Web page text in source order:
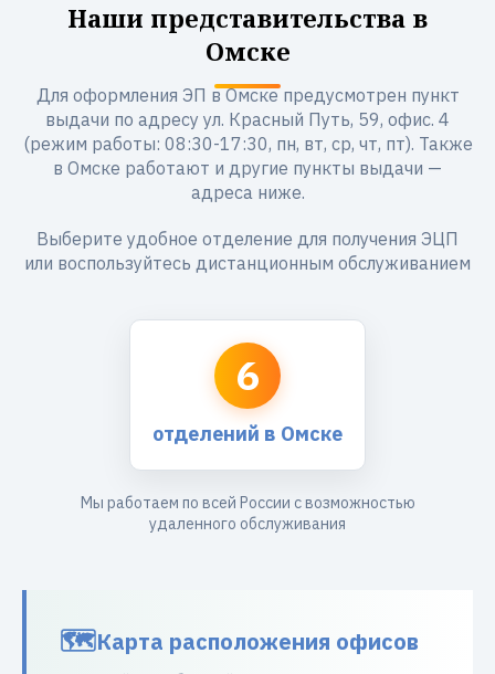
Наши представительства в
Омске
Для оформления ЭП в Омске предусмотрен пункт
выдачи по адресу ул. Красный Путь, 59, офис. 4
(режим работы: 08:30-17:30, пн, вт, ср, чт, пт). Также
в Омске работают и другие пункты выдачи —
адреса ниже.
Выберите удобное отделение для получения ЭЦП
или воспользуйтесь дистанционным обслуживанием
6
отделений в Омске
Мы работаем по всей России с возможностью
удаленного обслуживания
Карта расположения офисов